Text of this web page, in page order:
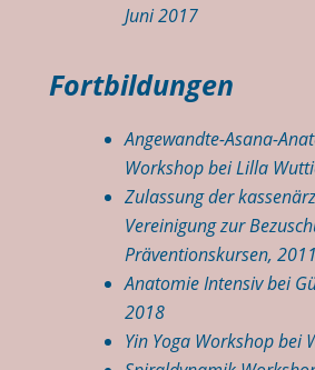
Juni 2017
Fortbildungen
Angewandte-Asana-
Workshop bei Lilla
Zulassung der
Vereinigung zur
Präventionskursen, 2011
Anatomie Intensiv bei
2018
Yin Yoga Workshop bei